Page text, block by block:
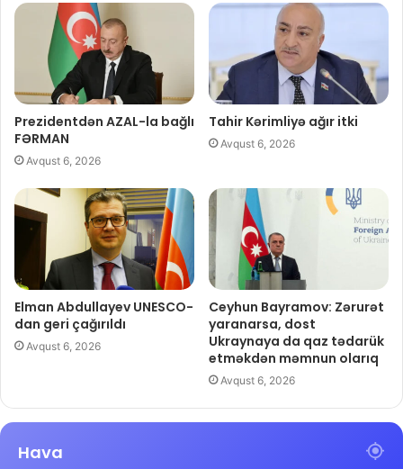
Prezidentdən AZAL-la bağlı
FƏRMAN
Avqust 6, 2026
Tahir Kərimliyə ağır itki
Avqust 6, 2026
Elman Abdullayev UNESCO-
dan geri çağırıldı
Avqust 6, 2026
Ceyhun Bayramov: Zərurət
yaranarsa, dost
Ukraynaya da qaz tədarük
etməkdən məmnun olarıq
Avqust 6, 2026
Hava